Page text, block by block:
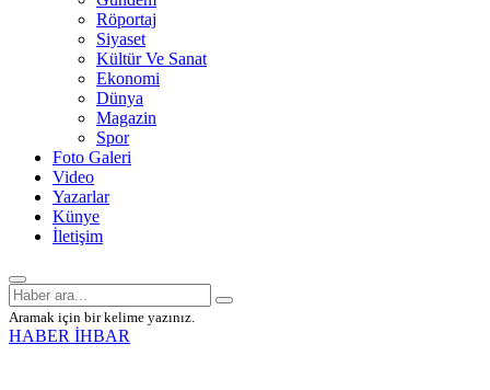
Röportaj
Siyaset
Kültür Ve Sanat
Ekonomi
Dünya
Magazin
Spor
Foto Galeri
Video
Yazarlar
Künye
İletişim
Aramak için bir kelime yazınız.
HABER İHBAR